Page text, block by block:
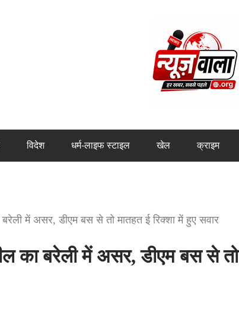
विदेश धर्म-लाइफ स्टाइल खेल क्राइम
में असर, डीएम बस से तो मातहत ई रिक्शा में हुए सवार
का बरेली में असर, डीएम बस से तो